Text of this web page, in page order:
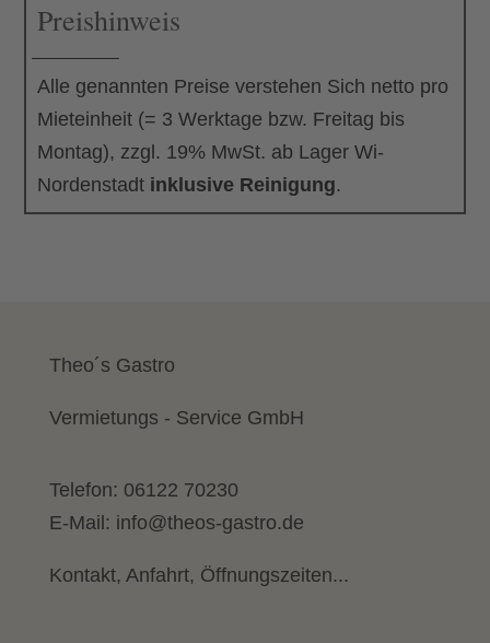
Preishinweis
Alle genannten Preise verstehen Sich netto pro
Mieteinheit (= 3 Werktage bzw. Freitag bis
Montag), zzgl. 19% MwSt. ab Lager Wi-
Nordenstadt inklusive Reinigung.
Theo´s Gastro
Vermietungs - Service GmbH
Telefon: 06122 70230
E-Mail: info@theos-gastro.de
Kontakt, Anfahrt, Öffnungszeiten...